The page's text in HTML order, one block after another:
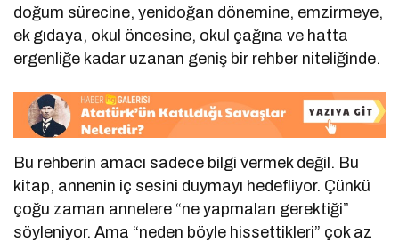
doğum sürecine, yenidoğan dönemine, emzirmeye,
ek gıdaya, okul öncesine, okul çağına ve hatta
ergenliğe kadar uzanan geniş bir rehber niteliğinde.
Bu rehberin amacı sadece bilgi vermek değil. Bu
kitap, annenin iç sesini duymayı hedefliyor. Çünkü
çoğu zaman annelere “ne yapmaları gerektiği”
söyleniyor. Ama “neden böyle hissettikleri” çok az